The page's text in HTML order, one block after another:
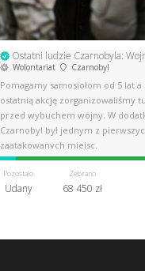
Ostatni ludzie Czarnobyla:
Wolontariat Czarnobyl
Pomagamy samosiołom od 5 lat a
ostatnią akcję zorganizowaliśmy
przed wybuchem wojny. W
Czarnobyl był jednym z
zaatakowanych miejsc.
Pozostało
Udany
Zebrano
68 450 zł